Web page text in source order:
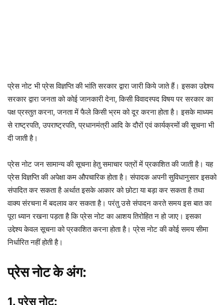
प्रेस नोट भी प्रेस विज्ञप्ति की भांति सरकार द्वारा जारी किये जाते हैं। इसका उद्देश्य
सरकार द्वारा जनता को कोई जानकारी देना, किसी विवादस्पद विषय पर सरकार का
पक्ष प्रस्तुत करना, जनता में फैले किसी भ्रम को दूर करना होता है। इसके माध्यम
से राष्ट्रपति, उपराष्ट्रपति, प्रधानमंत्री आदि के दौरों एवं कार्यक्रमों की सूचना भी
दी जाती है।
प्रेस नोट जन सामान्य की सूचना हेतु समाचार पत्रों में प्रकाशित की जाती है। यह
प्रेस विज्ञप्ति की अपेक्षा कम औपचारिक होता है। संपादक अपनी सुविधानुसार इसको
संपादित कर सकता है अर्थात इसके आकार को छोटा या बड़ा कर सकता है तथा
वाक्य संरचना में बदलाव कर सकता है। परंतु उसे संपादन करते समय इस बात का
पूरा ध्यान रखना पड़ता है कि प्रेस नोट का आशय तिरोहित न हो जाए। इसका
उद्देश्य केवल सूचना को प्रकाशित करना होता है। प्रेस नोट की कोई समय सीमा
निर्धारित नहीं होती है।
प्रेस नोट के अंग:
1.प्रेस नोट: